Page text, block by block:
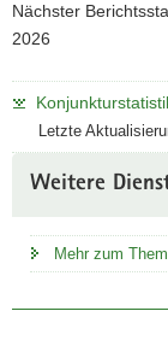
Nächster
2026
Letzte
Weitere
Mehr zum